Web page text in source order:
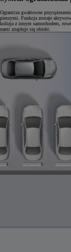
Ogranicza gwałtowne
pieszymi. Funkcja zostaje
kolizja z innym samochodem,
nami znajduje się obiekt.